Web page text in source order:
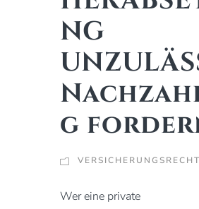
NG
g
VERSICHERUNGSRECHT
Wer eine private